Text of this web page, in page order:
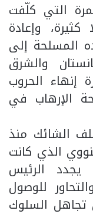
التي كلّفت
كثيرة، وإعادة
المسلحة إلى
والشرق
إنهاء الحروب
الإرهاب في
الشائك منذ
الذي كانت
يجدد الرئيس
للوصول
السلوك